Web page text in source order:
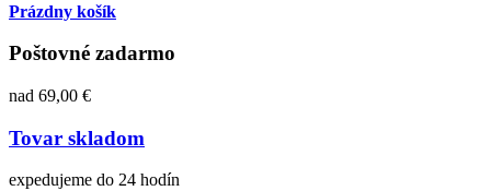
Prázdny košík
Poštovné zadarmo
nad 69,00 €
Tovar skladom
expedujeme do 24 hodín